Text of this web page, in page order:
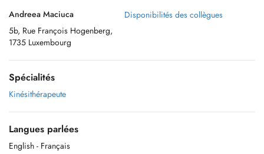
Andreea Maciuca
5b, Rue François Hogenberg,
1735 Luxembourg
Disponibilités des collègues
Spécialités
Kinésithérapeute
Langues parlées
English - Français